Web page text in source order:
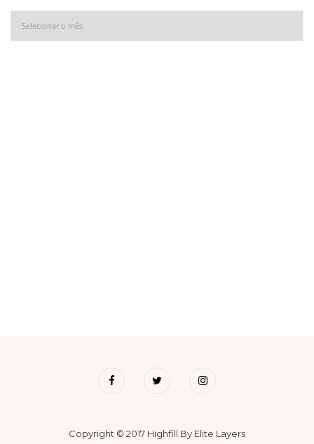
Copyright © 2017 Highfill By Elite Layers